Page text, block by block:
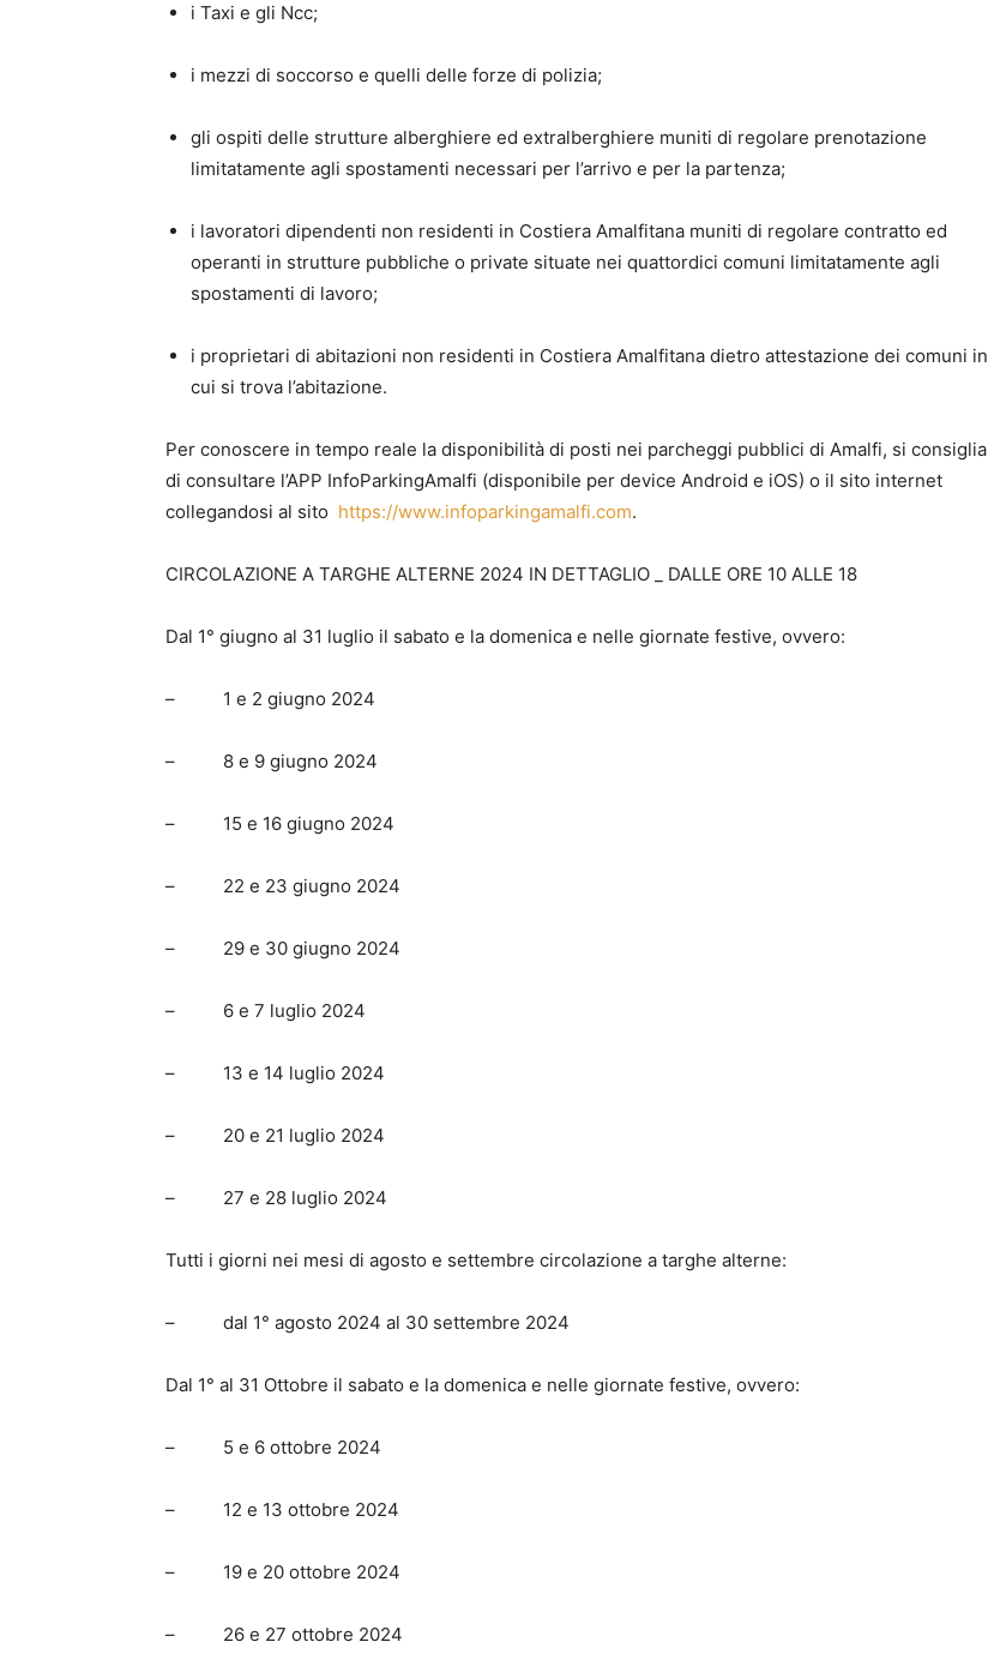
i Taxi e gli Ncc;
i mezzi di soccorso e quelli delle forze di polizia;
gli ospiti delle strutture alberghiere ed extralberghiere muniti di regolare prenotazione
limitatamente agli spostamenti necessari per l’arrivo e per la partenza;
i lavoratori dipendenti non residenti in Costiera Amalfitana muniti di regolare contratto ed
operanti in strutture pubbliche o private situate nei quattordici comuni limitatamente agli
spostamenti di lavoro;
i proprietari di abitazioni non residenti in Costiera Amalfitana dietro attestazione dei comuni in
cui si trova l’abitazione.
Per conoscere in tempo reale la disponibilità di posti nei parcheggi pubblici di Amalfi, si consiglia
di consultare l’APP InfoParkingAmalfi (disponibile per device Android e iOS) o il sito internet
collegandosi al sito https://www.infoparkingamalfi.com.
CIRCOLAZIONE A TARGHE ALTERNE 2024 IN DETTAGLIO _ DALLE ORE 10 ALLE 18
Dal 1° giugno al 31 luglio il sabato e la domenica e nelle giornate festive, ovvero:
– 1 e 2 giugno 2024
– 8 e 9 giugno 2024
– 15 e 16 giugno 2024
– 22 e 23 giugno 2024
– 29 e 30 giugno 2024
– 6 e 7 luglio 2024
– 13 e 14 luglio 2024
– 20 e 21 luglio 2024
– 27 e 28 luglio 2024
Tutti i giorni nei mesi di agosto e settembre circolazione a targhe alterne:
– dal 1° agosto 2024 al 30 settembre 2024
Dal 1° al 31 Ottobre il sabato e la domenica e nelle giornate festive, ovvero:
– 5 e 6 ottobre 2024
– 12 e 13 ottobre 2024
– 19 e 20 ottobre 2024
– 26 e 27 ottobre 2024